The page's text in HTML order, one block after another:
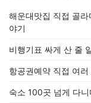
해운대맛집 직접 골
야기
비행기표 싸게 산 줄
항공권예약 직접 여
숙소 100곳 넘게 다